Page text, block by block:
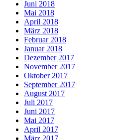
Juni 2018
Mai 2018
April 2018
März 2018
Februar 2018
Januar 2018
Dezember 2017
November 2017
Oktober 2017
September 2017
August 2017
Juli 2017
Juni 2017
Mai 2017
April 2017
März 2017